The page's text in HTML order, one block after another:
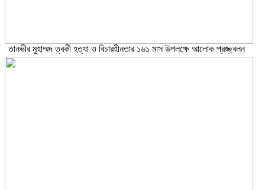
তানভীর মুহাম্মদ ত্বকী হত্যা ও বিচারহীনতার ১৬১ মাস উপলক্ষে আলোক প্রজ্জ্বলন